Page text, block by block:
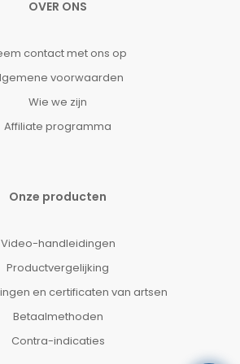
OVER ONS
contact met ons op
voorwaarden
Wie we zijn
Affiliate programma
Onze producten
Video-handleidingen
Productvergelijking
en certificaten van artsen
Betaalmethoden
Contra-indicaties